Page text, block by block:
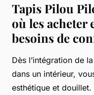
Tapis Pilou
où les acheter
besoins de
Dès l’intégration de la
dans un intérieur,
esthétique et